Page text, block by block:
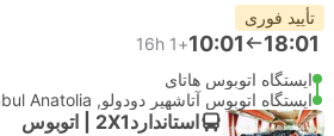
تأیید فوری
18:01
10:01
+1
16h
ایستگاه اتوبوس هاتای
ایستگاه اتوبوس آتاشهیر دودولو, Istanbul Anatolia
استاندارد2X1 | اتوبوس